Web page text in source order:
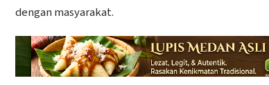
dengan masyarakat.